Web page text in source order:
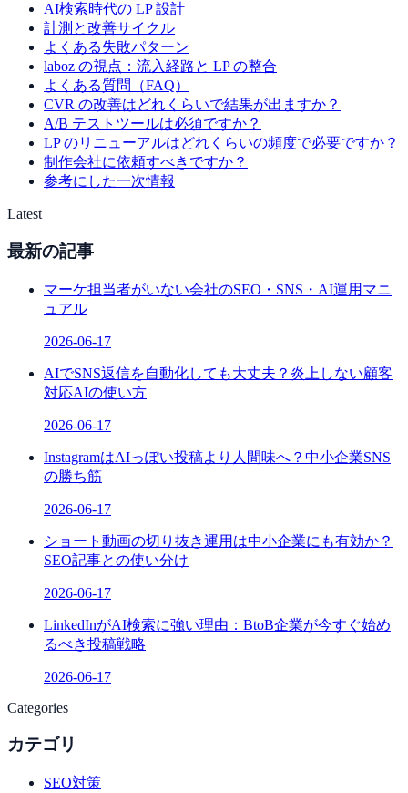
AI検索時代の LP 設計
計測と改善サイクル
よくある失敗パターン
laboz の視点：流入経路と LP の整合
よくある質問（FAQ）
CVR の改善はどれくらいで結果が出ますか？
A/B テストツールは必須ですか？
LP のリニューアルはどれくらいの頻度で必要ですか？
制作会社に依頼すべきですか？
参考にした一次情報
Latest
最新の記事
マーケ担当者がいない会社のSEO・SNS・AI運用マニ
ュアル
2026-06-17
AIでSNS返信を自動化しても大丈夫？炎上しない顧客
対応AIの使い方
2026-06-17
InstagramはAIっぽい投稿より人間味へ？中小企業SNS
の勝ち筋
2026-06-17
ショート動画の切り抜き運用は中小企業にも有効か？
SEO記事との使い分け
2026-06-17
LinkedInがAI検索に強い理由：BtoB企業が今すぐ始め
るべき投稿戦略
2026-06-17
Categories
カテゴリ
SEO対策